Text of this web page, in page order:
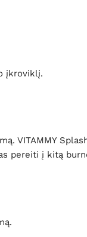
įkroviklį.
VITAMMY
pereiti į kitą